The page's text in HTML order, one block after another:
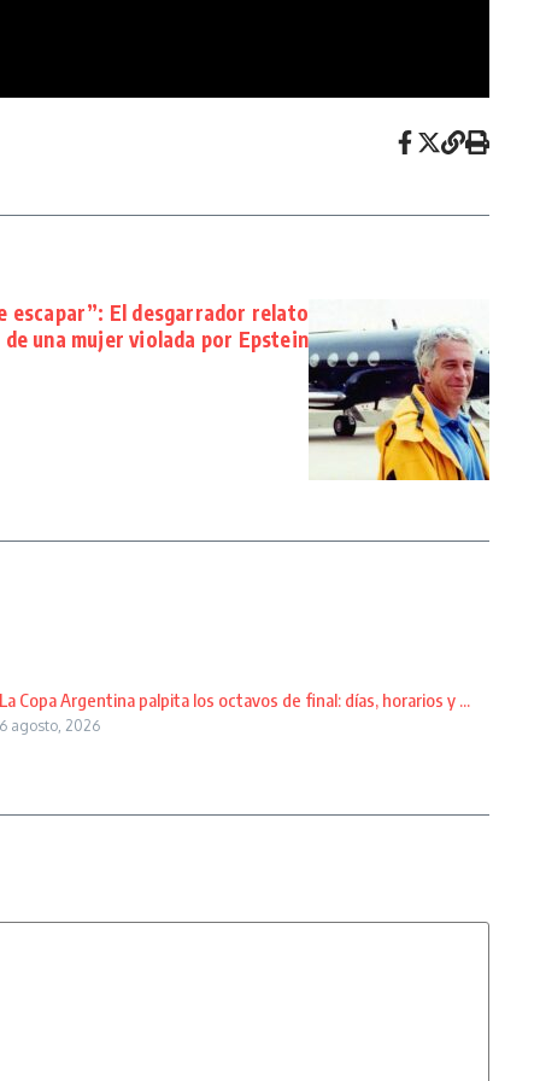
escapar”: El desgarrador relato
de una mujer violada por Epstein
La Copa Argentina palpita los octavos de final: días, horarios y ...
6 agosto, 2026